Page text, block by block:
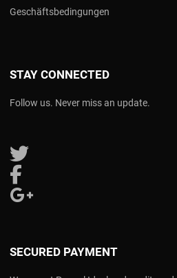
Geschäftsbedingungen
STAY CONNECTED
Follow us. Never miss an update.
Follow us on Twitter
SECURED PAYMENT